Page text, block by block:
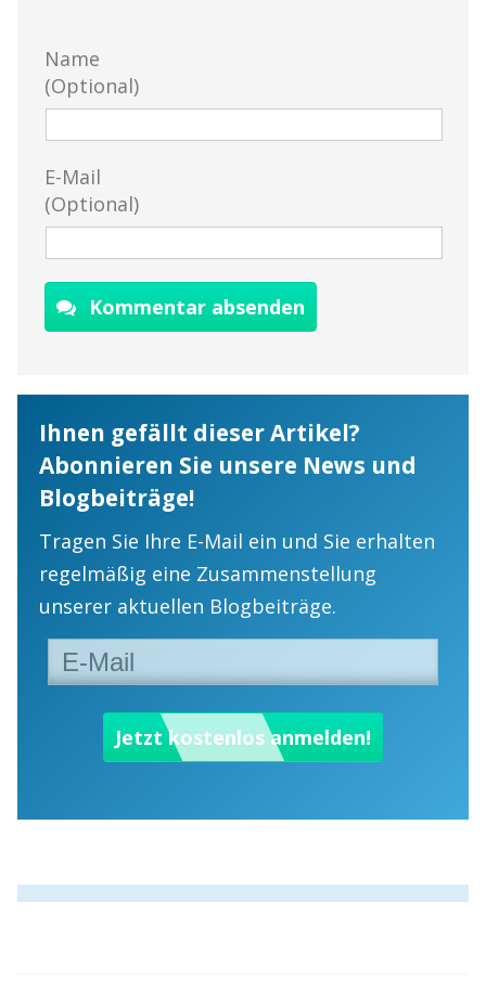
Name
(Optional)
E-Mail
(Optional)
Kommentar absenden
Ihnen gefällt dieser Artikel?
Abonnieren Sie unsere News und
Blogbeiträge!
Tragen Sie Ihre E-Mail ein und Sie erhalten
regelmäßig eine Zusammenstellung
unserer aktuellen Blogbeiträge.